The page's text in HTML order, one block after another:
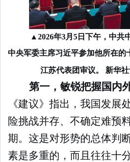
▲2026年3月5日下午，中共
中央军委主席习近平参加他所在的
江苏代表团审议。 新华
第一，敏锐把握国内
《建议》指出，我国发展
险挑战并存、不确定难预
期。这是对形势的总体判
素是多重的，而且往往十